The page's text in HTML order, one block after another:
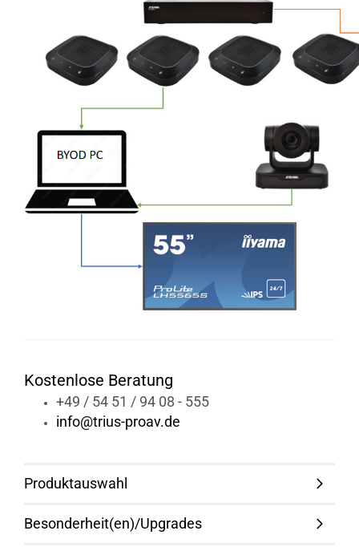
Kostenlose Beratung
+49 / 54 51 / 94 08 - 555
info@trius-proav.de
Produktauswahl
Besonderheit(en)/Upgrades